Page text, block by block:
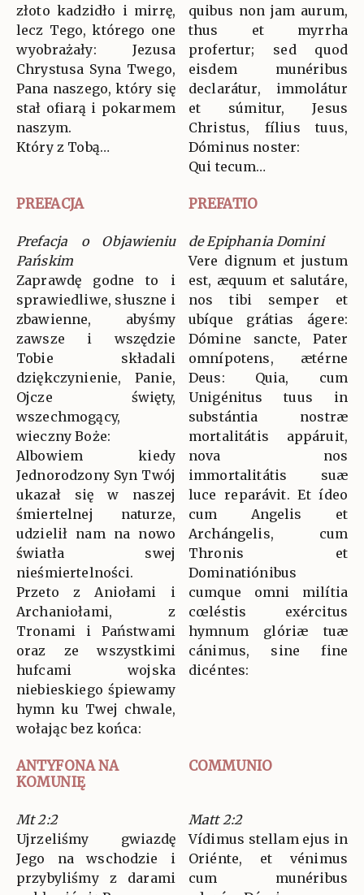
złoto kadzidło i mirrę,
lecz Tego, którego one
wyobrażały: Jezusa
Chrystusa Syna Twego,
Pana naszego, który się
stał ofiarą i pokarmem
naszym.
Który z Tobą…
quibus non jam aurum,
thus et myrrha
profertur; sed quod
eisdem munéribus
declarátur, immolátur
et súmitur, Jesus
Christus, fílius tuus,
Dóminus noster:
Qui tecum…
PREFACJA PREFATIO
Prefacja o Objawieniu
Pańskim
Zaprawdę godne to i
sprawiedliwe, słuszne i
zbawienne, abyśmy
zawsze i wszędzie
Tobie składali
dziękczynienie, Panie,
Ojcze święty,
wszechmogący,
wieczny Boże:
Albowiem kiedy
Jednorodzony Syn Twój
ukazał się w naszej
śmiertelnej naturze,
udzielił nam na nowo
światła swej
nieśmiertelności.
Przeto z Aniołami i
Archaniołami, z
Tronami i Państwami
oraz ze wszystkimi
hufcami wojska
niebieskiego śpiewamy
hymn ku Twej chwale,
wołając bez końca:
de Epiphania Domini
Vere dignum et justum
est, æquum et salutáre,
nos tibi semper et
ubíque grátias ágere:
Dómine sancte, Pater
omnípotens, ætérne
Deus: Quia, cum
Unigénitus tuus in
substántia nostræ
mortalitátis appáruit,
nova nos
immortalitátis suæ
luce reparávit. Et ídeo
cum Angelis et
Archángelis, cum
Thronis et
Dominatiónibus
cumque omni milítia
cœléstis exércitus
hymnum glóriæ tuæ
cánimus, sine fine
dicéntes:
ANTYFONA NA
KOMUNIĘ
COMMUNIO
Mt 2:2
Ujrzeliśmy gwiazdę
Jego na wschodzie i
przybyliśmy z darami
Matt 2:2
Vídimus stellam ejus in
Oriénte, et vénimus
cum munéribus